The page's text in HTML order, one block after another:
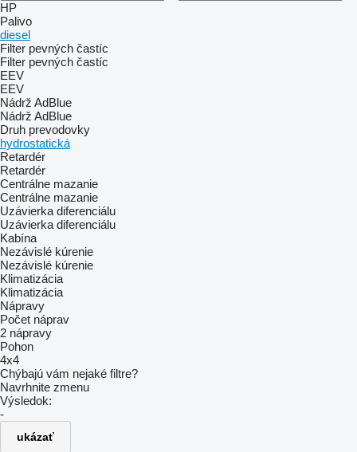
HP
Palivo
diesel
Filter pevných častíc
Filter pevných častíc
EEV
EEV
Nádrž AdBlue
Nádrž AdBlue
Druh prevodovky
hydrostatická
Retardér
Retardér
Centrálne mazanie
Centrálne mazanie
Uzávierka diferenciálu
Uzávierka diferenciálu
Kabína
Nezávislé kúrenie
Nezávislé kúrenie
Klimatizácia
Klimatizácia
Nápravy
Počet náprav
2 nápravy
Pohon
4x4
Chýbajú vám nejaké filtre?
Navrhnite zmenu
Výsledok:
-
ukázať